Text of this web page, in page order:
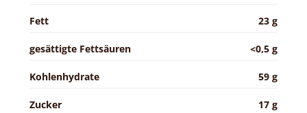
Fett 23 g
gesättigte Fettsäuren <0,5 g
Kohlenhydrate 59 g
Zucker 17 g